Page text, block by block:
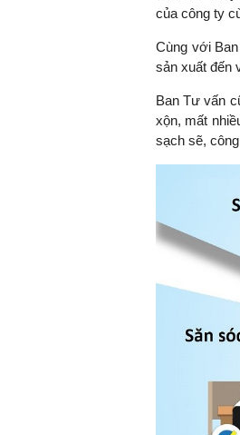
của công ty
Cùng với
sản xuất đến
Ban Tư vấn
xộn, mất
sạch sẽ,